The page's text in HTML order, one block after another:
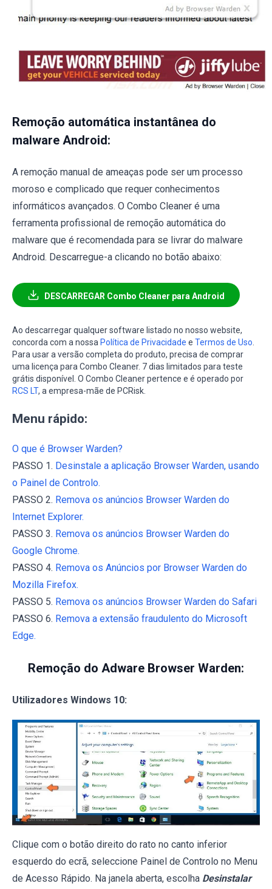
Remoção automática instantânea do
malware Android:
A remoção manual de ameaças pode ser um processo
moroso e complicado que requer conhecimentos
informáticos avançados. O Combo Cleaner é uma
ferramenta profissional de remoção automática do
malware que é recomendada para se livrar do malware
Android. Descarregue-a clicando no botão abaixo:
DESCARREGAR Combo Cleaner para Android
Ao descarregar qualquer software listado no nosso website,
concorda com a nossa Política de Privacidade e Termos de Uso
Para usar a versão completa do produto, precisa de comprar
uma licença para Combo Cleaner. 7 dias limitados para teste
grátis disponível. O Combo Cleaner pertence e é operado por
RCS LT, a empresa-mãe de PCRisk.
Menu rápido:
O que é Browser Warden?
PASSO 1. Desinstale a aplicação Browser Warden, usando
o Painel de Controlo.
PASSO 2. Remova os anúncios Browser Warden do
Internet Explorer.
PASSO 3. Remova os anúncios Browser Warden do
Google Chrome.
PASSO 4. Remova os Anúncios por Browser Warden do
Mozilla Firefox.
PASSO 5. Remova os anúncios Browser Warden do Safari
PASSO 6. Remova a extensão fraudulento do Microsoft
Edge.
Remoção do Adware Browser Warden:
Utilizadores Windows 10:
Clique com o botão direito do rato no canto inferior
esquerdo do ecrã, seleccione Painel de Controlo no Menu
de Acesso Rápido. Na janela aberta, escolha Desinstalar